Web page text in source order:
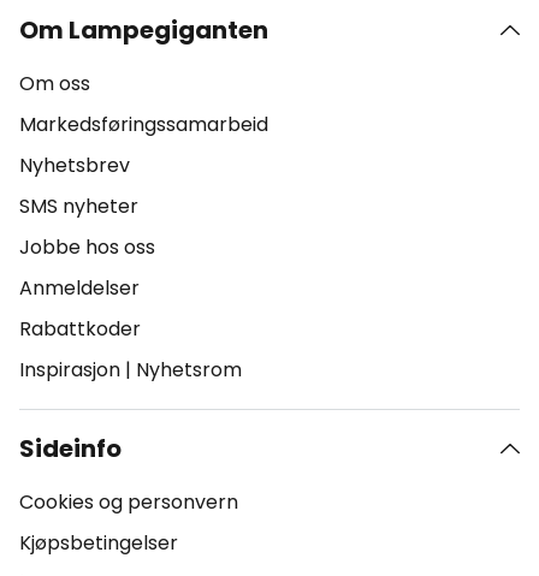
Om Lampegiganten
Om oss
Markedsføringssamarbeid
Nyhetsbrev
SMS nyheter
Jobbe hos oss
Anmeldelser
Rabattkoder
Inspirasjon | Nyhetsrom
Sideinfo
Cookies og personvern
Kjøpsbetingelser